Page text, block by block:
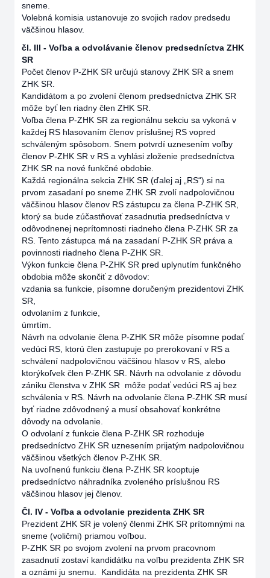
sneme.
Volebná komisia ustanovuje zo svojich radov predsedu
väčšinou hlasov.
čl. III - Voľba a odvolávanie členov predsedníctva ZHK
SR
Počet členov P-ZHK SR určujú stanovy ZHK SR a snem
ZHK SR.
Kandidátom a po zvolení členom predsedníctva ZHK SR
môže byť len riadny člen ZHK SR.
Voľba člena P-ZHK SR za regionálnu sekciu sa vykoná v
každej RS hlasovaním členov príslušnej RS vopred
schváleným spôsobom. Snem potvrdí uznesením voľby
členov P-ZHK SR v RS a vyhlási zloženie predsedníctva
ZHK SR na nové funkčné obdobie.
Každá regionálna sekcia ZHK SR (ďalej aj „RS“) si na
prvom zasadaní po sneme ZHK SR zvolí nadpolovičnou
väčšinou hlasov členov RS zástupcu za člena P-ZHK SR,
ktorý sa bude zúčastňovať zasadnutia predsedníctva v
odôvodnenej neprítomnosti riadneho člena P-ZHK SR za
RS. Tento zástupca má na zasadaní P-ZHK SR práva a
povinnosti riadneho člena P-ZHK SR.
Výkon funkcie člena P-ZHK SR pred uplynutím funkčného
obdobia môže skončiť z dôvodov:
vzdania sa funkcie, písomne doručeným prezidentovi ZHK
SR,
odvolaním z funkcie,
úmrtím.
Návrh na odvolanie člena P-ZHK SR môže písomne podať
vedúci RS, ktorú člen zastupuje po prerokovaní v RS a
schválení nadpolovičnou väčšinou hlasov v RS, alebo
ktorýkoľvek člen P-ZHK SR. Návrh na odvolanie z dôvodu
zániku členstva v ZHK SR môže podať vedúci RS aj bez
schválenia v RS. Návrh na odvolanie člena P-ZHK SR musí
byť riadne zdôvodnený a musí obsahovať konkrétne
dôvody na odvolanie.
O odvolaní z funkcie člena P-ZHK SR rozhoduje
predsedníctvo ZHK SR uznesením prijatým nadpolovičnou
väčšinou všetkých členov P-ZHK SR.
Na uvoľnenú funkciu člena P-ZHK SR kooptuje
predsedníctvo náhradníka zvoleného príslušnou RS
väčšinou hlasov jej členov.
Čl. IV - Voľba a odvolanie prezidenta ZHK SR
Prezident ZHK SR je volený členmi ZHK SR prítomnými na
sneme (voličmi) priamou voľbou.
P-ZHK SR po svojom zvolení na prvom pracovnom
zasadnutí zostaví kandidátku na voľbu prezidenta ZHK SR
a oznámi ju snemu. Kandidáta na prezidenta ZHK SR